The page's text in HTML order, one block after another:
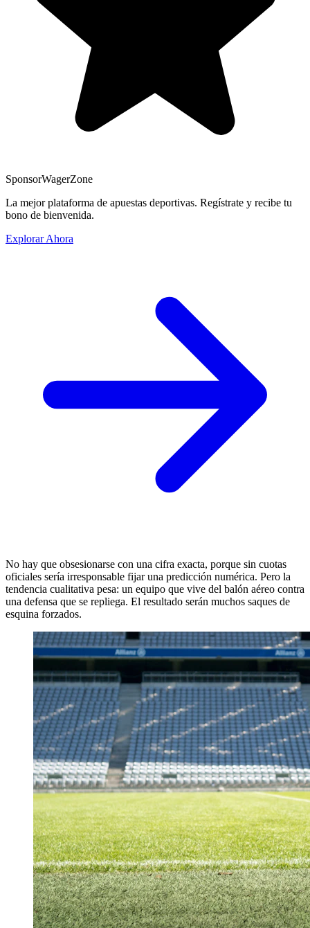
SponsorWagerZone
La mejor plataforma de apuestas deportivas. Regístrate y recibe tu
bono de bienvenida.
Explorar Ahora
No hay que obsesionarse con una cifra exacta, porque sin cuotas
oficiales sería irresponsable fijar una predicción numérica. Pero la
tendencia cualitativa pesa: un equipo que vive del balón aéreo contra
una defensa que se repliega. El resultado serán muchos saques de
esquina forzados.